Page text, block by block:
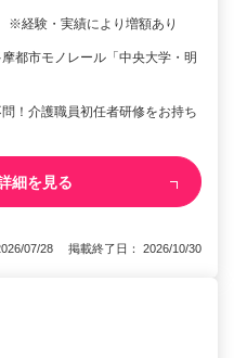
経験・実績により増額あり
都市モノレール「中央大学・明
！介護職員初任者研修をお持ち
細を見る
07/28 掲載終了日： 2026/10/30